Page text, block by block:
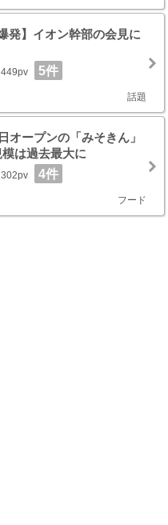
発】イオン幹部の会見に
5件
話題
オープンの「みそきん」
は過去最大に
4件
フード